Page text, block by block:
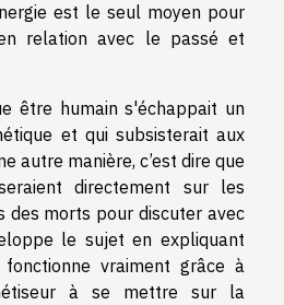
est le seul moyen pour
relation avec le passé et
être humain s'échappait un
et qui subsisterait aux
autre manière, c’est dire que
directement sur les
des morts pour discuter avec
le sujet en expliquant
vraiment grâce à
à se mettre sur la